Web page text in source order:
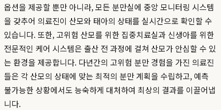
옵션을 제공할 뿐만 아니라, 모든 분만실에 중앙 모니터링 시스템
을 갖추어 의료진이 산모와 태아의 상태를 실시간으로 확인할 수
있습니다. 또한, 고위험 산모를 위한 집중치료실과 신생아를 위한
전문적인 케어 시스템은 출산 전 과정에 걸쳐 산모가 안심할 수 있
는 환경을 제공합니다. 다년간의 고위험 분만 경험을 가진 의료진
들은 각 산모의 상태에 맞는 최적의 분만 계획을 수립하고, 예측
불가능한 상황에서도 능숙하게 대처하여 최상의 결과를 이끌어냅
니다.